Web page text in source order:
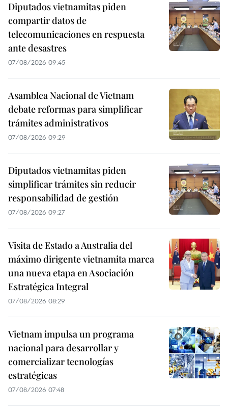
Diputados vietnamitas piden
compartir datos de
telecomunicaciones en respuesta
ante desastres
07/08/2026 09:45
Asamblea Nacional de Vietnam
debate reformas para simplificar
trámites administrativos
07/08/2026 09:29
Diputados vietnamitas piden
simplificar trámites sin reducir
responsabilidad de gestión
07/08/2026 09:27
Visita de Estado a Australia del
máximo dirigente vietnamita marca
una nueva etapa en Asociación
Estratégica Integral
07/08/2026 08:29
Vietnam impulsa un programa
nacional para desarrollar y
comercializar tecnologías
estratégicas
07/08/2026 07:48